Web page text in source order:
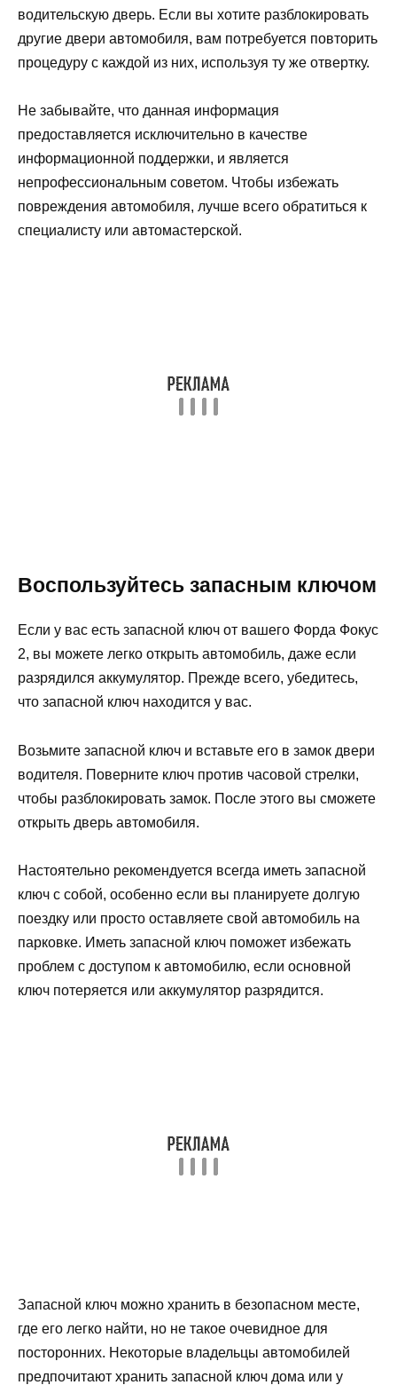
водительскую дверь. Если вы хотите разблокировать
другие двери автомобиля, вам потребуется повторить
процедуру с каждой из них, используя ту же отвертку.
Не забывайте, что данная информация
предоставляется исключительно в качестве
информационной поддержки, и является
непрофессиональным советом. Чтобы избежать
повреждения автомобиля, лучше всего обратиться к
специалисту или автомастерской.
Воспользуйтесь запасным ключом
Если у вас есть запасной ключ от вашего Форда Фокус
2, вы можете легко открыть автомобиль, даже если
разрядился аккумулятор. Прежде всего, убедитесь,
что запасной ключ находится у вас.
Возьмите запасной ключ и вставьте его в замок двери
водителя. Поверните ключ против часовой стрелки,
чтобы разблокировать замок. После этого вы сможете
открыть дверь автомобиля.
Настоятельно рекомендуется всегда иметь запасной
ключ с собой, особенно если вы планируете долгую
поездку или просто оставляете свой автомобиль на
парковке. Иметь запасной ключ поможет избежать
проблем с доступом к автомобилю, если основной
ключ потеряется или аккумулятор разрядится.
Запасной ключ можно хранить в безопасном месте,
где его легко найти, но не такое очевидное для
посторонних. Некоторые владельцы автомобилей
предпочитают хранить запасной ключ дома или у